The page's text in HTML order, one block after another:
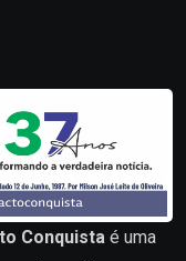
Conquista é uma